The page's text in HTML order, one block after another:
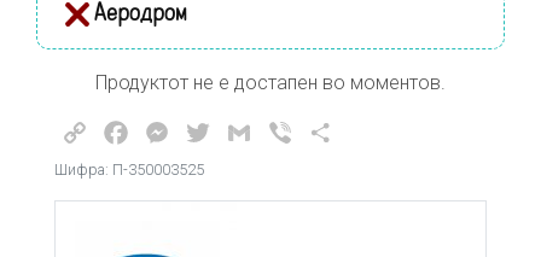
Аеродром
Продуктот не е достапен во моментов.
Copy
Link
FacebookMessenger
TwitterGmail Viber
Шифра: П-350003525